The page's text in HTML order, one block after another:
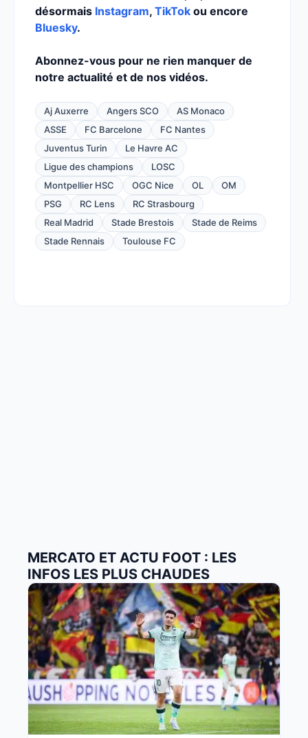
désormais Instagram, TikTok ou encore
Bluesky.
Abonnez-vous pour ne rien manquer de
notre actualité et de nos vidéos.
Aj Auxerre Angers SCO
AS Monaco
ASSE
FC Barcelone
FC Nantes
Juventus Turin
Le Havre AC
Ligue des champions
LOSC
Montpellier HSC
OGC Nice OL
OM
PSG
RC Lens
RC Strasbourg
Real Madrid
Stade Brestois
Stade de Reims
Stade Rennais
Toulouse FC
MERCATO ET ACTU FOOT : LES
INFOS LES PLUS CHAUDES